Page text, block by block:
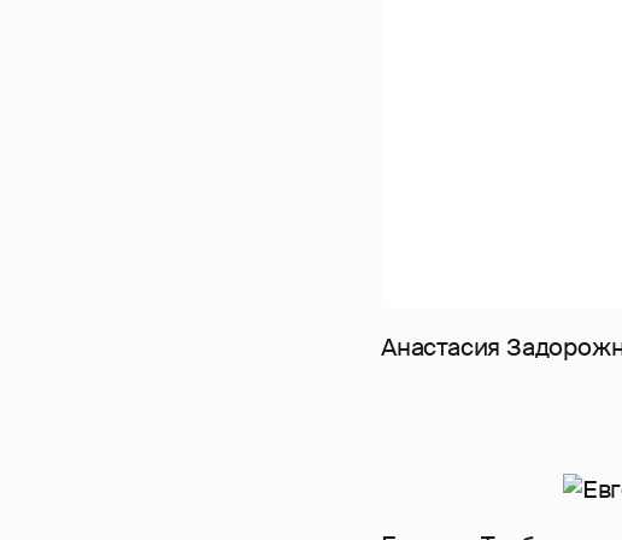
Анастасия